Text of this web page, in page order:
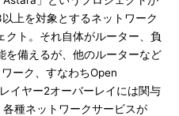
上を対象とするネットワーク
クト。それ自体がルーター、負
を備えるが、他のルーターなど
ーク、すなわちOpen
イヤー2オーバーレイには関与
種ネットワークサービスが